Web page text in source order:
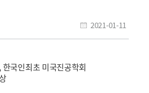
2021-01-11
국인최초 미국진공학회